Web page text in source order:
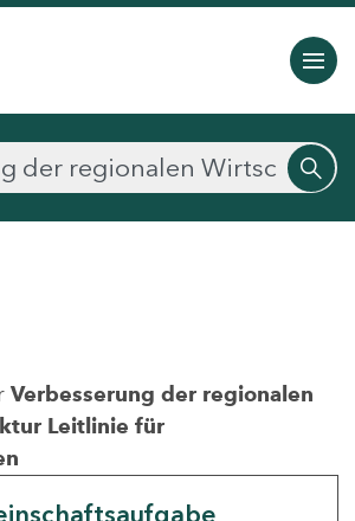
Verbesserung der regionalen
Leitlinie für